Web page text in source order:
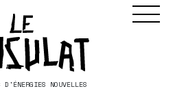
D'ÉNERGIES NOUVELLES